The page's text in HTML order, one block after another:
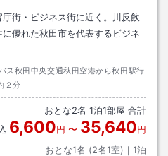
街・ビジネス街に近く。川反飲
優れた秋田市を代表するビジネ
ス秋田中央交通秋田空港から秋田駅行
２分
おとな2名 1泊1部屋 合計
6,600円 〜 35,640円
おとな1名 (2名1室)｜ 1泊